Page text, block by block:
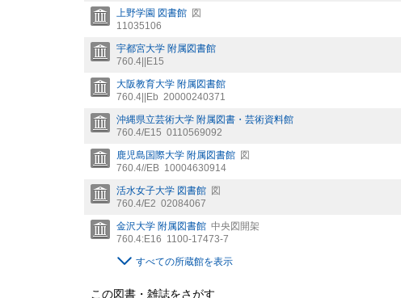
上野学園 図書館 図
11035106
宇都宮大学 附属図書館
760.4||E15
大阪教育大学 附属図書館
760.4||Eb 20000240371
沖縄県立芸術大学 附属図書・芸術資料館
760.4/E15 0110569092
鹿児島国際大学 附属図書館 図
760.4//EB 10004630914
活水女子大学 図書館 図
760.4/E2 02084067
金沢大学 附属図書館 中央図開架
760.4:E16 1100-17473-7
すべての所蔵館を表示
この図書・雑誌をさがす